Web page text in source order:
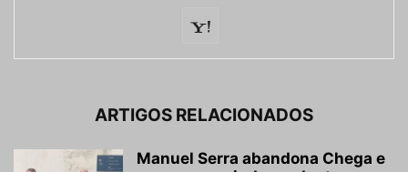
ARTIGOS RELACIONADOS
Manuel Serra abandona Chega e